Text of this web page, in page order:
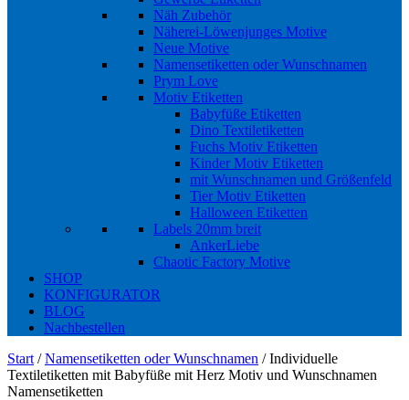
Näh Zubehör
Näherei-Löwenjunges Motive
Neue Motive
Namensetiketten oder Wunschnamen
Prym Love
Motiv Etiketten
Babyfüße Etiketten
Dino Textiletiketten
Fuchs Motiv Etiketten
Kinder Motiv Etiketten
mit Wunschnamen und Größenfeld
Tier Motiv Etiketten
Halloween Etiketten
Labels 20mm breit
AnkerLiebe
Chaotic Factory Motive
SHOP
KONFIGURATOR
BLOG
Nachbestellen
Start /Namensetiketten oder Wunschnamen / Individuelle
Textiletiketten mit Babyfüße mit Herz Motiv und Wunschnamen
Namensetiketten